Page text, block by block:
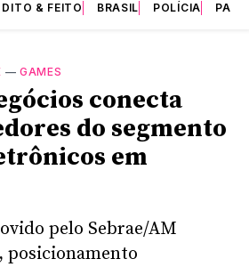
DITO & FEITO BRASIL POLÍCIA
—GAMES
conecta
do segmento
em
pelo Sebrae/AM
posicionamento